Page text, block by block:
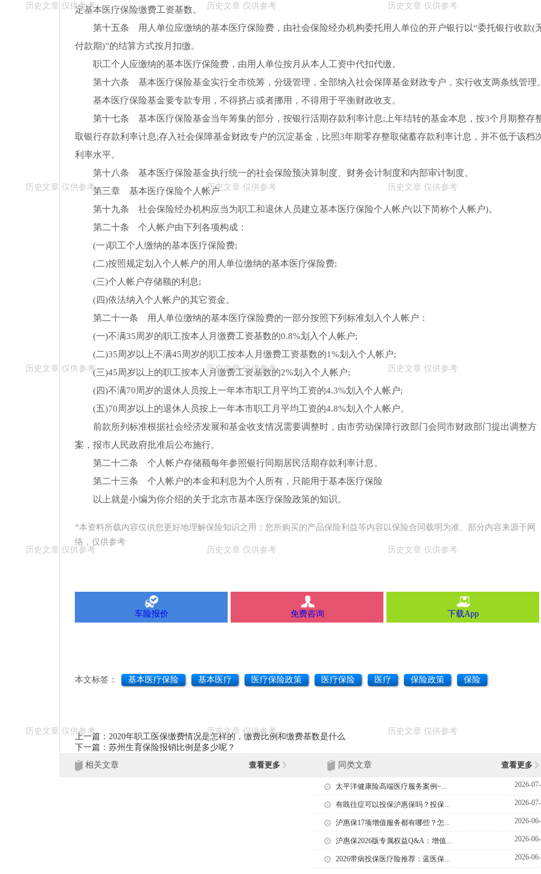
定基本医疗保险缴费工资基数。
第十五条 用人单位应缴纳的基本医疗保险费，由社会保险经办机构委托用人单位的开户银行以“委托银行收款(
付款期)”的结算方式按月扣缴。
职工个人应缴纳的基本医疗保险费，由用人单位按月从本人工资中代扣代缴。
第十六条 基本医疗保险基金实行全市统筹，分级管理，全部纳入社会保障基金财政专户，实行收支两条线管理
基本医疗保险基金要专款专用，不得挤占或者挪用，不得用于平衡财政收支。
第十七条 基本医疗保险基金当年筹集的部分，按银行活期存款利率计息;上年结转的基金本息，按3个月期整存
取银行存款利率计息;存入社会保障基金财政专户的沉淀基金，比照3年期零存整取储蓄存款利率计息，并不低于该档
利率水平。
第十八条 基本医疗保险基金执行统一的社会保险预决算制度、财务会计制度和内部审计制度。
第三章 基本医疗保险个人帐户
第十九条 社会保险经办机构应当为职工和退休人员建立基本医疗保险个人帐户(以下简称个人帐户)。
第二十条 个人帐户由下列各项构成：
(一)职工个人缴纳的基本医疗保险费;
(二)按照规定划入个人帐户的用人单位缴纳的基本医疗保险费;
(三)个人帐户存储额的利息;
(四)依法纳入个人帐户的其它资金。
第二十一条 用人单位缴纳的基本医疗保险费的一部分按照下列标准划入个人帐户：
(一)不满35周岁的职工按本人月缴费工资基数的0.8%划入个人帐户;
(二)35周岁以上不满45周岁的职工按本人月缴费工资基数的1%划入个人帐户;
(三)45周岁以上的职工按本人月缴费工资基数的2%划入个人帐户;
(四)不满70周岁的退休人员按上一年本市职工月平均工资的4.3%划入个人帐户;
(五)70周岁以上的退休人员按上一年本市职工月平均工资的4.8%划入个人帐户。
前款所列标准根据社会经济发展和基金收支情况需要调整时，由市劳动保障行政部门会同市财政部门提出调整方
案，报市人民政府批准后公布施行。
第二十二条 个人帐户存储额每年参照银行同期居民活期存款利率计息。
第二十三条 个人帐户的本金和利息为个人所有，只能用于基本医疗保险
以上就是小编为你介绍的关于北京市基本医疗保险政策的知识。
*本资料所载內容仅供您更好地理解保险知识之用；您所购买的产品保险利益等内容以保险合同载明为准。部分内容来源于网
络，仅供参考
车险报价 免费咨询 下载App
本文标签： 基本医疗保险 基本医疗 医疗保险政策 医疗保险 医疗 保险政策 保险
上一篇：2020年职工医保缴费情况是怎样的，缴费比例和缴费基数是什么
下一篇：苏州生育保险报销比例是多少呢？
相关文章
查看更多 同类文章 查看更多
太平洋健康险高端医疗服务案例~... 2026-
有既往症可以投保沪惠保吗？投保... 2026-
沪惠保17项增值服务都有哪些？怎... 2026-
沪惠保2026版专属权益Q&A：增值... 2026-
2026带病投保医疗险推荐：蓝医保... 2026-